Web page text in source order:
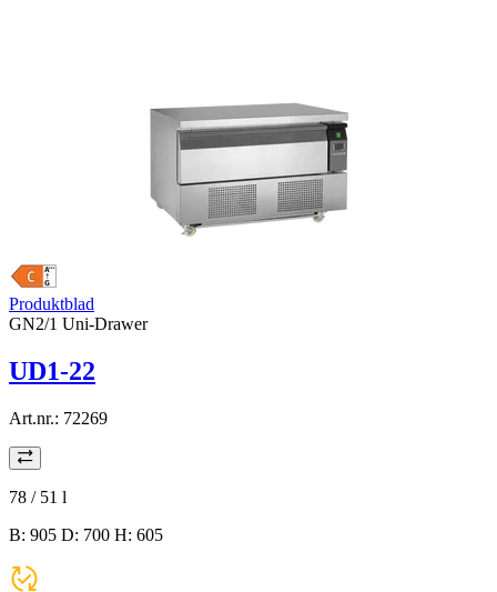
Produktblad
GN2/1 Uni-Drawer
UD1-22
Art.nr.: 72269
78 / 51 l
B: 905 D: 700 H: 605